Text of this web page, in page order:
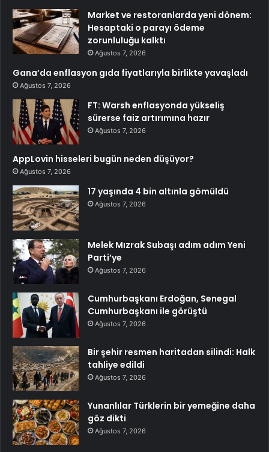
Market ve restoranlarda yeni dönem:
Hesaptaki o parayı ödeme
zorunluluğu kalktı
Ağustos 7, 2026
Gana’da enflasyon gıda fiyatlarıyla birlikte yavaşladı
Ağustos 7, 2026
FT: Warsh enflasyonda yükseliş
sürerse faiz artırımına hazır
Ağustos 7, 2026
AppLovin hisseleri bugün neden düşüyor?
Ağustos 7, 2026
17 yaşında 4 bin altınla gömüldü
Ağustos 7, 2026
Melek Mızrak Subaşı adım adım Yeni
Parti’ye
Ağustos 7, 2026
Cumhurbaşkanı Erdoğan, Senegal
Cumhurbaşkanı ile görüştü
Ağustos 7, 2026
Bir şehir resmen haritadan silindi: Halk
tahliye edildi
Ağustos 7, 2026
Yunanlılar Türklerin bir yemeğine daha
göz dikti
Ağustos 7, 2026